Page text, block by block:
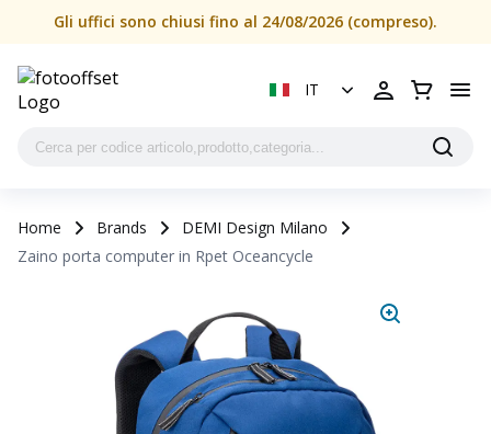
Gli uffici sono chiusi fino al 24/08/2026 (compreso).
IT
Home Brands
DEMI Design Milano
Zaino porta computer in Rpet Oceancycle
Zaino porta computer in Rpet Oceancycle | FOTO OFFSET